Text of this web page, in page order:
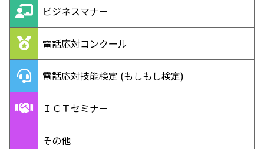
ビジネスマナー
電話応対コンクール
電話応対技能検定 (もしもし検定)
ＩＣＴセミナー
その他